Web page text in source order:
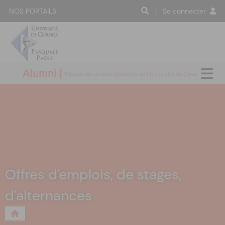
NOS PORTAILS : | Se connecter
Alumni | Réseau des anciens étudiants de l'Université de Corse
Offres d'emplois, de stages,
d'alternances